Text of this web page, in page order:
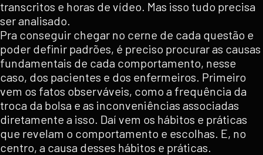
transcritos e horas de vídeo. Mas isso tudo precisa
ser analisado.
Pra conseguir chegar no cerne de cada questão e
poder definir padrões, é preciso procurar as causas
fundamentais de cada comportamento, nesse
caso, dos pacientes e dos enfermeiros. Primeiro
vem os fatos observáveis, como a frequência da
troca da bolsa e as inconveniências associadas
diretamente a isso. Daí vem os hábitos e práticas
que revelam o comportamento e escolhas. E, no
centro, a causa desses hábitos e práticas.